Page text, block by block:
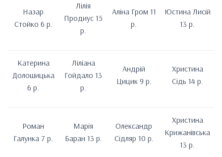
Назар
Стойко 6 р.
Лілія
Продиус 15
р.
Аліна Гром 11
р.
Юстина Лисій
13 р.
Катерина
Долошицька
6 р.
Ліліана
Гойдало 13
р.
Андрій
Цицик 9 р.
Христина
Сідь 14 р.
Роман
Галунка 7 р.
Марія
Баран 13 р.
Олександр
Сідляр 10 р.
Христина
Крижанівська
13 р.